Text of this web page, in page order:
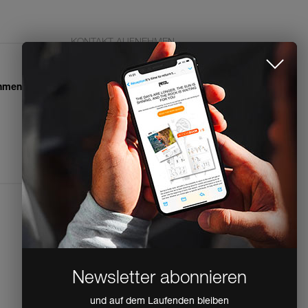
Newsletter abonnieren
und auf dem Laufenden bleiben
KONTAKT AUFNEHMEN
Agence 10ch SA
info@petzl.ch
+41 21 947 46 66
Kontaktformular
Pressezugang
Rechtliche Hinweise
Richtlinien zum Datenschutz, zur
Verarbeitung personenbezogener Daten
Accessibility Declaration
Cookie-Einstellungen